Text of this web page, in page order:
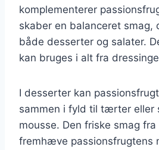
komplementerer
skaber en balanceret smag,
både desserter og salater.
kan bruges i alt fra
I desserter kan
sammen i fyld til tærter eller
mousse. Den friske smag
fremhæve passionsfrugtens